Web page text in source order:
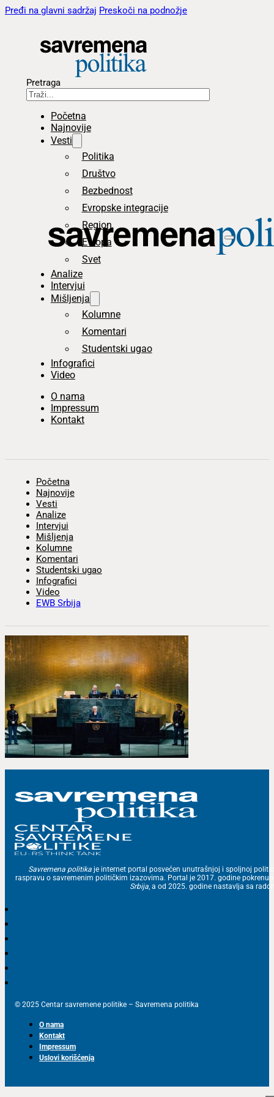
Pređi na glavni sadržaj Preskoči na podnožje
Pretraga
Početna
Najnovije
Vesti
Politika
Društvo
Bezbednost
Evropske integracije
Region
Evropa
Svet
Analize
Intervjui
Mišljenja
Kolumne
Komentari
Studentski ugao
Infografici
Video
O nama
Impressum
Kontakt
Početna
Najnovije
Vesti
Analize
Intervjui
Mišljenja
Kolumne
Komentari
Studentski ugao
Infografici
Video
EWB Srbija
Savremena politika je internet portal posvećen unutrašnjoj i spoljnoj
raspravu o savremenim političkim izazovima. Portal je 2017. godine
Srbija, a od 2025. godine nastavlja sa
© 2025 Centar savremene politike – Savremena politika
O nama
Kontakt
Impressum
Uslovi korišćenja